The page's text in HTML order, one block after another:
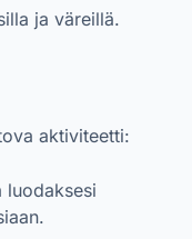
ja väreillä.
aktiviteetti:
luodaksesi